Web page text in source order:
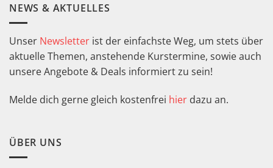
NEWS & AKTUELLES
Unser Newsletter ist der einfachste Weg, um stets über
aktuelle Themen, anstehende Kurstermine, sowie auch
unsere Angebote & Deals informiert zu sein!
Melde dich gerne gleich kostenfrei hier dazu an.
ÜBER UNS